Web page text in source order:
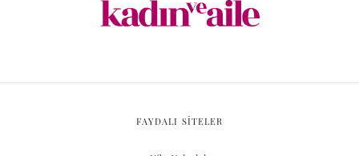
FAYDALI SİTELER